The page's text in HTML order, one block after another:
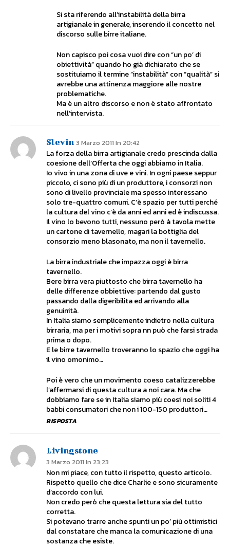
Si sta riferendo all’instabilità della birra
artigianale in generale, inserendo il concetto nel
discorso sulle birre italiane.
Non capisco poi cosa vuoi dire con “un po’ di
obiettività” quando ho già dichiarato che se
sostituiamo il termine “instabilità” con “qualità” si
avrebbe una attinenza maggiore alle nostre
problematiche.
Ma è un altro discorso e non è stato affrontato
nell’intervista.
Slevin 3 Marzo 2011 In 20:42
La forza della birra artigianale credo prescinda dalla
coesione dell’Offerta che oggi abbiamo in Italia.
Io vivo in una zona di uve e vini. In ogni paese seppur
piccolo, ci sono più di un produttore, i consorzi non
sono di livello provinciale ma spesso interessano
solo tre-quattro comuni. C’è spazio per tutti perché
la cultura del vino c’è da anni ed anni ed è indiscussa.
Il vino lo bevono tutti, nessuno però à tavola mette
un cartone di tavernello, magari la bottiglia del
consorzio meno blasonato, ma non il tavernello.
La birra industriale che impazza oggi è birra
tavernello.
Bere birra vera piuttosto che birra tavernello ha
delle differenze obbiettive: partendo dal gusto
passando dalla digeribilita ed arrivando alla
genuinità.
In Italia siamo semplicemente indietro nella cultura
birraria, ma per i motivi sopra nn può che farsi strada
prima o dopo.
E le birre tavernello troveranno lo spazio che oggi ha
il vino omonimo…
Poi è vero che un movimento coeso catalizzerebbe
l’affermarsi di questa cultura a noi cara. Ma che
dobbiamo fare se in Italia siamo più coesi noi soliti 4
babbi consumatori che non i 100-150 produttori…
RISPOSTA
Livingstone
3 Marzo 2011 In 23:23
Non mi piace, con tutto il rispetto, questo articolo.
Rispetto quello che dice Charlie e sono sicuramente
d’accordo con lui.
Non credo però che questa lettura sia del tutto
corretta.
Si potevano trarre anche spunti un po’ più ottimistici
dal constatare che manca la comunicazione di una
sostanza che esiste.